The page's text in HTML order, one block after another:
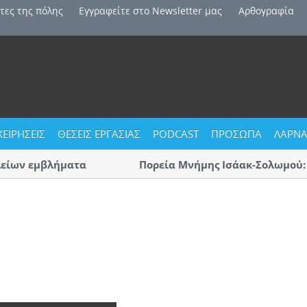
της πόλης Εγγραφείτε στο Newsletter μας Αρθογραφία
ΘΕΣΕΙΣ ΕΡΓΑΣΙΑΣ PODCAST ΠΡΟΣΩΠΑ
εμβλήματα
Πορεία Μνήμης Ισάακ-Σολωμού:
Αύριο η μεγάλη πορεία «με οδηγό